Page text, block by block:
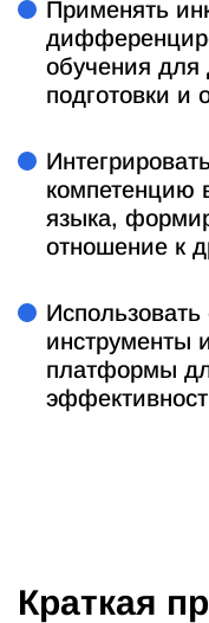
Применять
обучения для
подготовки и
компетенцию
языка,
отношение к
инструменты
платформы
Краткая